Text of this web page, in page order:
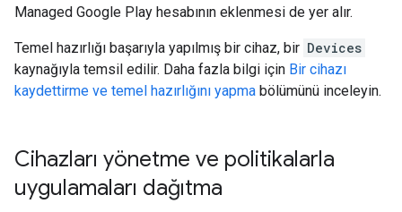
Managed Google Play hesabının eklenmesi de yer alır.
Temel hazırlığı başarıyla yapılmış bir cihaz, bir Devices
kaynağıyla temsil edilir. Daha fazla bilgi için Bir cihazı
kaydettirme ve temel hazırlığını yapma bölümünü inceleyin.
Cihazları yönetme ve politikalarla
uygulamaları dağıtma